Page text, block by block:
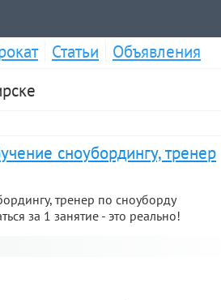
Статьи
Объявления
сноубордингу, тренер
тренер по сноуборду
за 1 занятие - это реально!